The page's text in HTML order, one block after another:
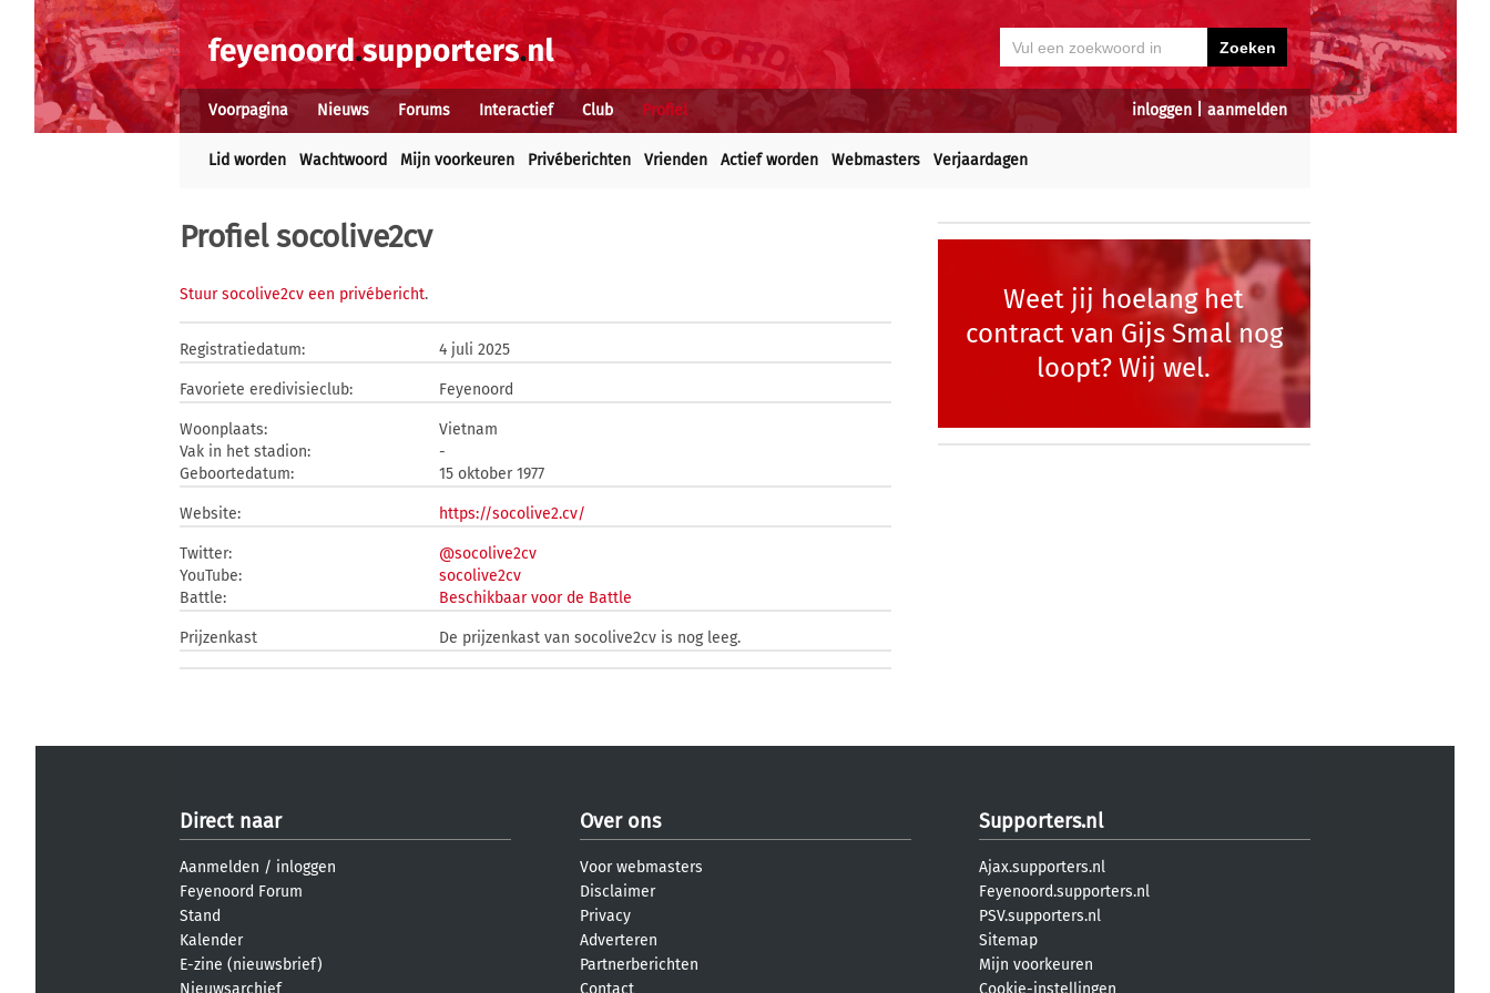
inloggen aanmelden
Voorpagina Nieuws Forums Interactief Club Profiel
Lid worden Wachtwoord Mijn voorkeuren Privéberichten Vrienden Actief worden Webmasters Verjaardagen
Profiel socolive2cv
Stuur socolive2cv een privébericht.
Registratiedatum: 4 juli 2025
Favoriete eredivisieclub: Feyenoord
Woonplaats:
Vietnam
Vak in het stadion:
-
Geboortedatum:
15 oktober 1977
Website: https://socolive2.cv/
Twitter:
@socolive2cv
YouTube:
socolive2cv
Battle:
Beschikbaar voor de Battle
Prijzenkast De prijzenkast van socolive2cv is nog leeg.
Weet jij hoelang het
contract van Gijs Smal nog
loopt? Wij wel.
Direct naar
Aanmelden / inloggen
Feyenoord Forum
Stand
Kalender
E-zine (nieuwsbrief)
Nieuwsarchief
Over ons
Voor webmasters
Disclaimer
Privacy
Adverteren
Partnerberichten
Contact
Supporters.nl
Ajax.supporters.nl
Feyenoord.supporters.nl
PSV.supporters.nl
Sitemap
Mijn voorkeuren
Cookie-instellingen